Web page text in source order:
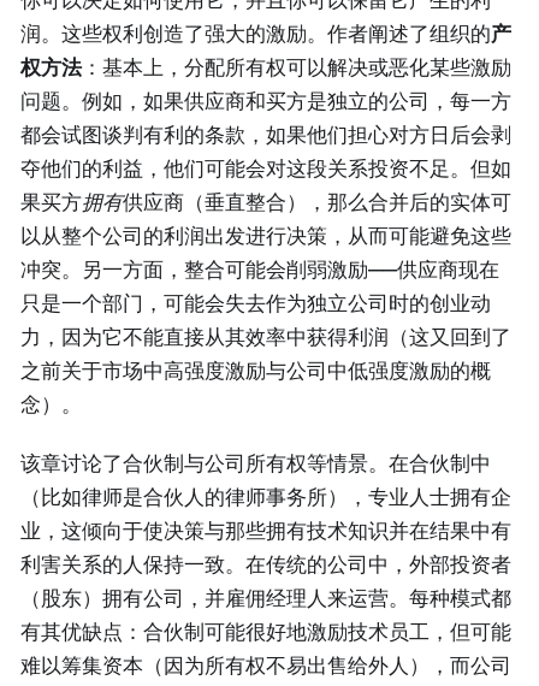
润。这些权利创造了强大的激励。作者阐述了组织的产
权方法：基本上，分配所有权可以解决或恶化某些激励
问题。例如，如果供应商和买方是独立的公司，每一方
都会试图谈判有利的条款，如果他们担心对方日后会剥
夺他们的利益，他们可能会对这段关系投资不足。但如
果买方拥有供应商（垂直整合），那么合并后的实体可
以从整个公司的利润出发进行决策，从而可能避免这些
冲突。另一方面，整合可能会削弱激励——供应商现在
只是一个部门，可能会失去作为独立公司时的创业动
力，因为它不能直接从其效率中获得利润（这又回到了
之前关于市场中高强度激励与公司中低强度激励的概
念）。
该章讨论了合伙制与公司所有权等情景。在合伙制中
（比如律师是合伙人的律师事务所），专业人士拥有企
业，这倾向于使决策与那些拥有技术知识并在结果中有
利害关系的人保持一致。在传统的公司中，外部投资者
（股东）拥有公司，并雇佣经理人来运营。每种模式都
有其优缺点：合伙制可能很好地激励技术员工，但可能
难以筹集资本（因为所有权不易出售给外人），而公司